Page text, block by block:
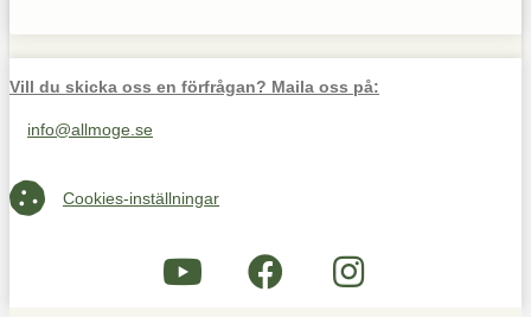
Vill du skicka oss en förfrågan? Maila oss på:
Maila oss på info@allmoge.se
info@allmoge.se
Cookies-inställningar
Cookies-inställningar